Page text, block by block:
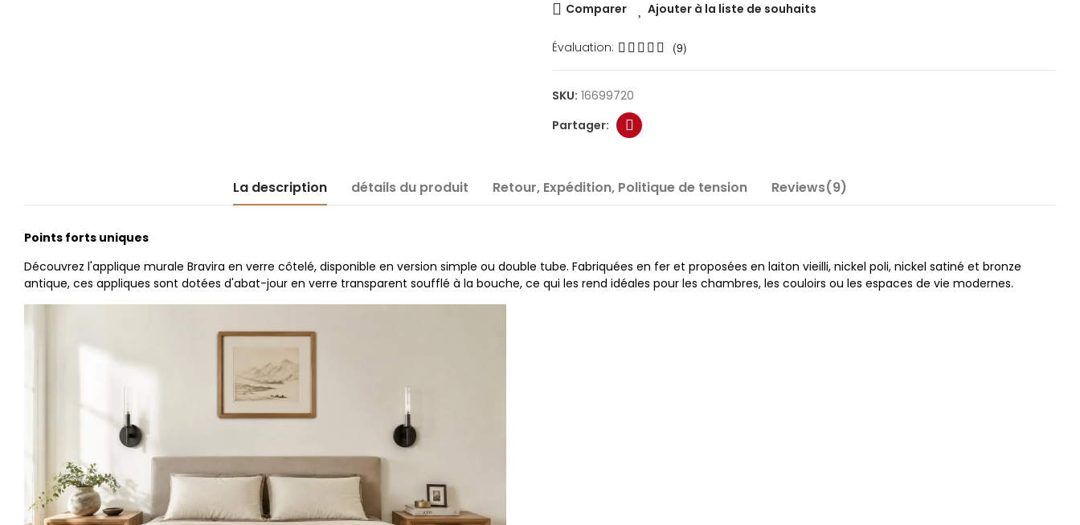
Comparer Ajouter à la liste de souhaits
Évaluation: (9)
SKU: 16699720
La description détails du produit Retour, Expédition, Politique de tension Reviews(9)
Points forts uniques
Découvrez l'applique murale Bravira en verre côtelé, disponible en version simple ou double tube. Fabriquées en fer et proposées en laiton vieilli, nickel poli, nickel satiné et bronze
antique, ces appliques sont dotées d'abat-jour en verre transparent soufflé à la bouche, ce qui les rend idéales pour les chambres, les couloirs ou les espaces de vie modernes.